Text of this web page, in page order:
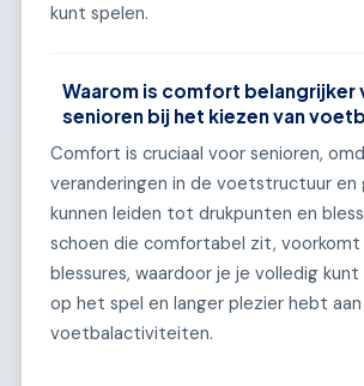
kunt spelen.
Waarom is comfort belangrijker
senioren bij het kiezen van
Comfort is cruciaal voor senioren,
veranderingen in de voetstructuur en
kunnen leiden tot drukpunten en
schoen die comfortabel zit,
blessures, waardoor je je volledig
op het spel en langer plezier hebt
voetbalactiviteiten.